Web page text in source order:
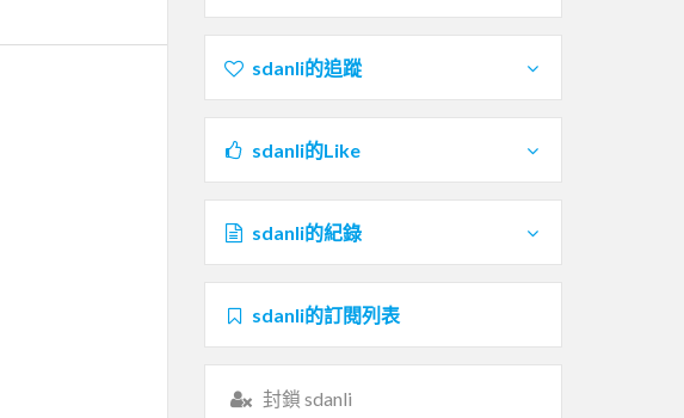
sdanli的追蹤
sdanli的Like
sdanli的紀錄
sdanli的訂閱列表
封鎖 sdanli